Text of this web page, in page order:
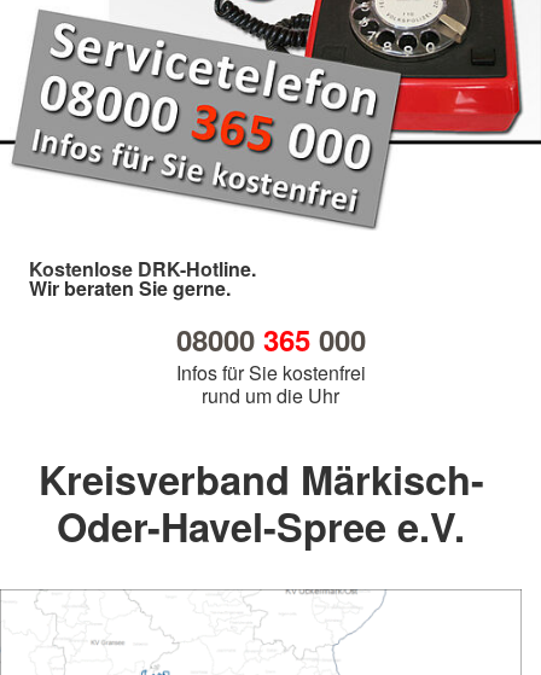
Kostenlose DRK-Hotline.
Wir beraten Sie gerne.
08000 365000
Infos für Sie kostenfrei
rund um die Uhr
Kreisverband Märkisch-
Oder-Havel-Spree e.V.